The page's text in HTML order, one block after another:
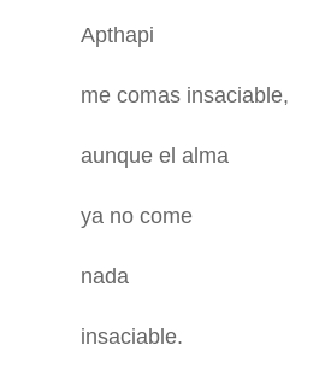
Apthapi
me comas insaciable,
aunque el alma
ya no come
nada
insaciable.